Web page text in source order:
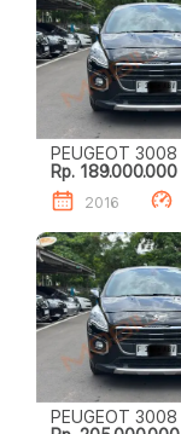
Rp. 189.000.000
2016